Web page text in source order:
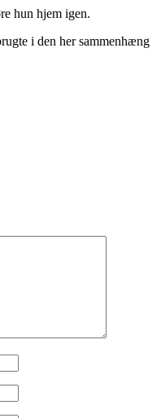
hun hjem igen.
i den her sammenhæng